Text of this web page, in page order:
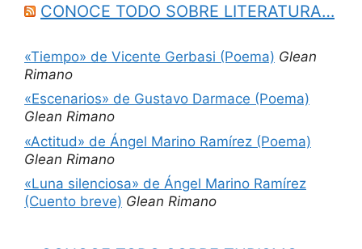
CONOCE TODO SOBRE LITERATURA…
«Tiempo» de Vicente Gerbasi (Poema) Glean
Rimano
«Escenarios» de Gustavo Darmace (Poema)
Glean Rimano
«Actitud» de Ángel Marino Ramírez (Poema)
Glean Rimano
«Luna silenciosa» de Ángel Marino Ramírez
(Cuento breve) Glean Rimano